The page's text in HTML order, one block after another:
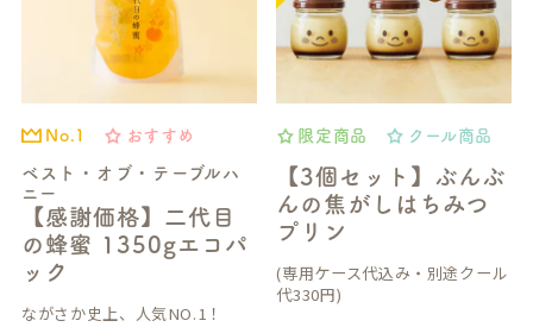
ベスト・オブ・テーブルハ
ニー
【感謝価格】二代目
の蜂蜜 1350gエコパ
ック
No.1 おすすめ
ながさか史上、人気NO.1！
【3個セット】ぶんぶ
んの焦がしはちみつ
プリン
限定商品 クール商品
(専用ケース代込み・別途クール
代330円)